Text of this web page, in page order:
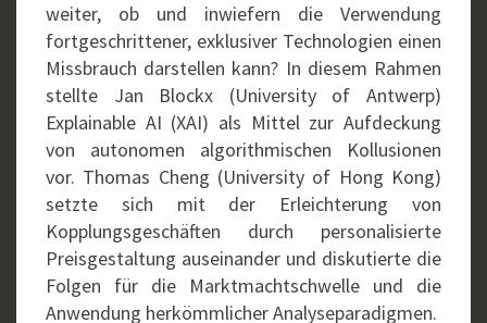
weiter, ob und inwiefern die Verwendung
fortgeschrittener, exklusiver Technologien einen
Missbrauch darstellen kann? In diesem Rahmen
stellte Jan Blockx (University of Antwerp)
Explainable AI (XAI) als Mittel zur Aufdeckung
von autonomen algorithmischen Kollusionen
vor. Thomas Cheng (University of Hong Kong)
setzte sich mit der Erleichterung von
Kopplungsgeschäften durch personalisierte
Preisgestaltung auseinander und diskutierte die
Folgen für die Marktmachtschwelle und die
Anwendung herkömmlicher Analyseparadigmen.